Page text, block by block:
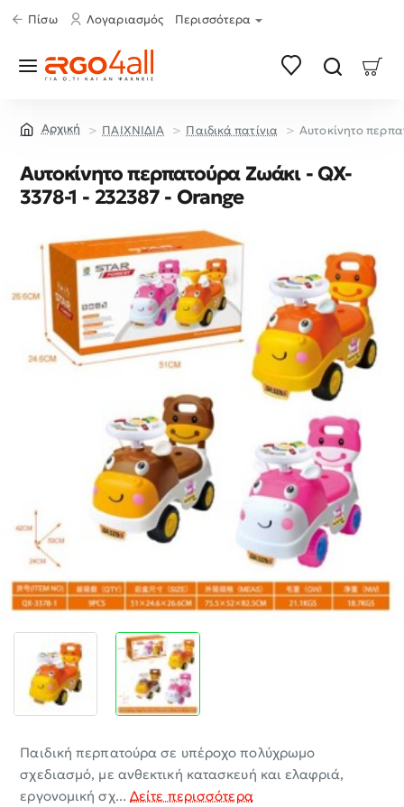
Πίσω Λογαριασμός Περισσότερα
ΠΑΙΧΝΙΔΙΑ Παιδικά πατίνια Αυτοκίνητο
Αυτοκίνητο περπατούρα Ζωάκι - QX-
3378-1 - 232387 - Orange
Παιδική περπατούρα σε υπέροχο πολύχρωμο
σχεδιασμό, με ανθεκτική κατασκευή και ελαφριά,
εργονομική σχ...Δείτε περισσότερα